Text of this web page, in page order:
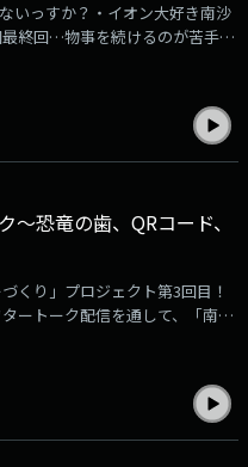
いっすか？・イオン大好き南沙
終回…物事を続けるのが苦手。
生：少女漫画雑誌「Sho-
黒子のバスケ」・中学生のとき
乱される・赤いカラコン、推し
部】■「あたし、能力者」
きる」などの能力を持つ南沙良
ールを紹介します。エンディン
～・～・～・～・～・radikoア
6a8d-4af3-a9b9-
南沙良ANNP番組公
恐竜の歯、QRコード、
くり」プロジェクト第3回目！
ートーク配信を通して、「南沙
でお聴きいただけます！
6a8d-4af3-a9b9-
南沙良ANNP番組公